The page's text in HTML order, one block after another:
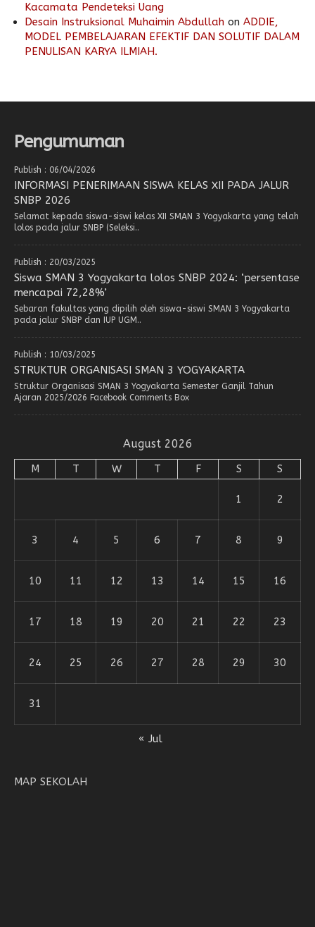
Kacamata Pendeteksi Uang
Desain Instruksional Muhaimin Abdullah on ADDIE,
MODEL PEMBELAJARAN EFEKTIF DAN SOLUTIF DALAM
PENULISAN KARYA ILMIAH.
Pengumuman
Publish : 06/04/2026
INFORMASI PENERIMAAN SISWA KELAS XII PADA JALUR
SNBP 2026
Selamat kepada siswa-siswi kelas XII SMAN 3 Yogyakarta yang telah
lolos pada jalur SNBP (Seleksi..
Publish : 20/03/2025
Siswa SMAN 3 Yogyakarta lolos SNBP 2024: ‘persentase
mencapai 72,28%’
Sebaran fakultas yang dipilih oleh siswa-siswi SMAN 3 Yogyakarta
pada jalur SNBP dan IUP UGM..
Publish : 10/03/2025
STRUKTUR ORGANISASI SMAN 3 YOGYAKARTA
Struktur Organisasi SMAN 3 Yogyakarta Semester Ganjil Tahun
Ajaran 2025/2026 Facebook Comments Box
August 2026
M T W T F S S
1 2
3 4 5 6 7 8 9
10 11 12 13 14 15 16
17 18 19 20 21 22 23
24 25 26 27 28 29 30
31
« Jul
MAP SEKOLAH